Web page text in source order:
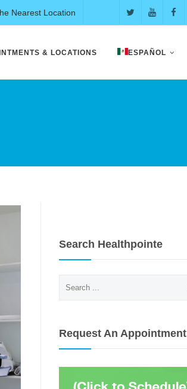
Nearest Location
& LOCATIONS ESPAÑOL
Search Healthpointe
for:
Request An Appointment